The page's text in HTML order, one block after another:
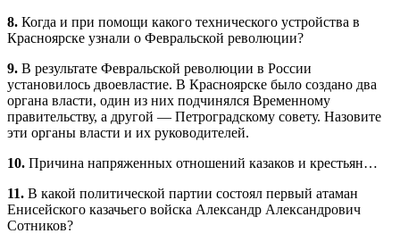
8. Когда и при помощи какого технического устройства в
Красноярске узнали о Февральской революции?
9. В результате Февральской революции в России
установилось двоевластие. В Красноярске было создано два
органа власти, один из них подчинялся Временному
правительству, а другой — Петроградскому совету. Назовите
эти органы власти и их руководителей.
10. Причина напряженных отношений казаков и крестьян…
11. В какой политической партии состоял первый атаман
Енисейского казачьего войска Александр Александрович
Сотников?